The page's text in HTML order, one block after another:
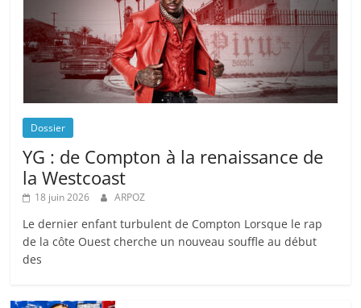
Dossier
YG : de Compton à la renaissance de
la Westcoast
18 juin 2026 ARPOZ
Le dernier enfant turbulent de Compton Lorsque le rap
de la côte Ouest cherche un nouveau souffle au début
des